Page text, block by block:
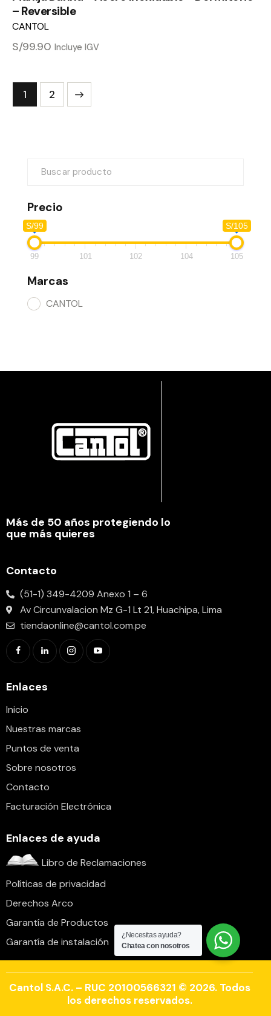
– Reversible
CANTOL
S/99.90 Incluye IGV
1 2
→
Precio
S/99 S/105
99 101 102 104 105
Marcas
CANTOL
Más de 50 años protegiendo lo
que más quieres
Contacto
(51-1) 349-4209 Anexo 1 – 6
Av Circunvalacion Mz G-1 Lt 21, Huachipa, Lima
tiendaonline@cantol.com.pe
Enlaces
Inicio
Nuestras marcas
Puntos de venta
Sobre nosotros
Contacto
Facturación Electrónica
Enlaces de ayuda
Libro de Reclamaciones
Políticas de privacidad
Derechos Arco
Garantía de Productos
Garantía de instalación
Cantol S.A.C. – RUC 20100566321 © 2026. Todos
los derechos reservados.
¿Necesitas ayuda?
Chatea con nosotros